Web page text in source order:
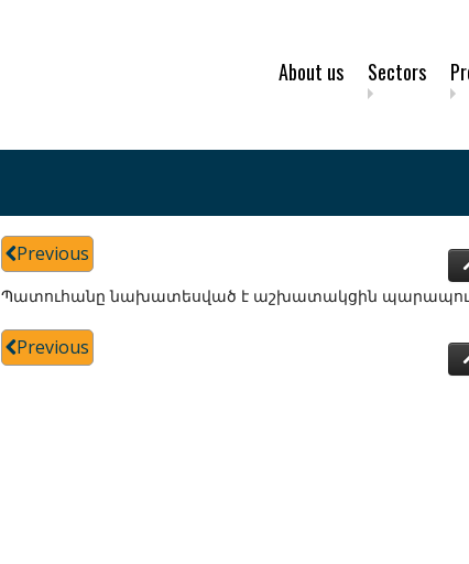
About us Sectors
Previous
Պատուհանը նախատեսված է աշխատակցին
Previous